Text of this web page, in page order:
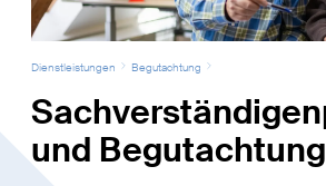
Dienstleistungen Begutachtung
und Begutachtung